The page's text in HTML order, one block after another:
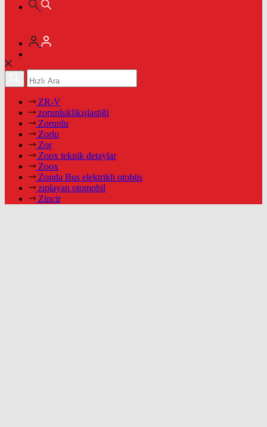
ZR-V
zorunluklikışlastiği
Zorunlu
Zorlu
Zor
Zoox teknik detaylar
Zoox
Zonda Bus elektrikli otobüs
zıplayan otomobil
Zincir